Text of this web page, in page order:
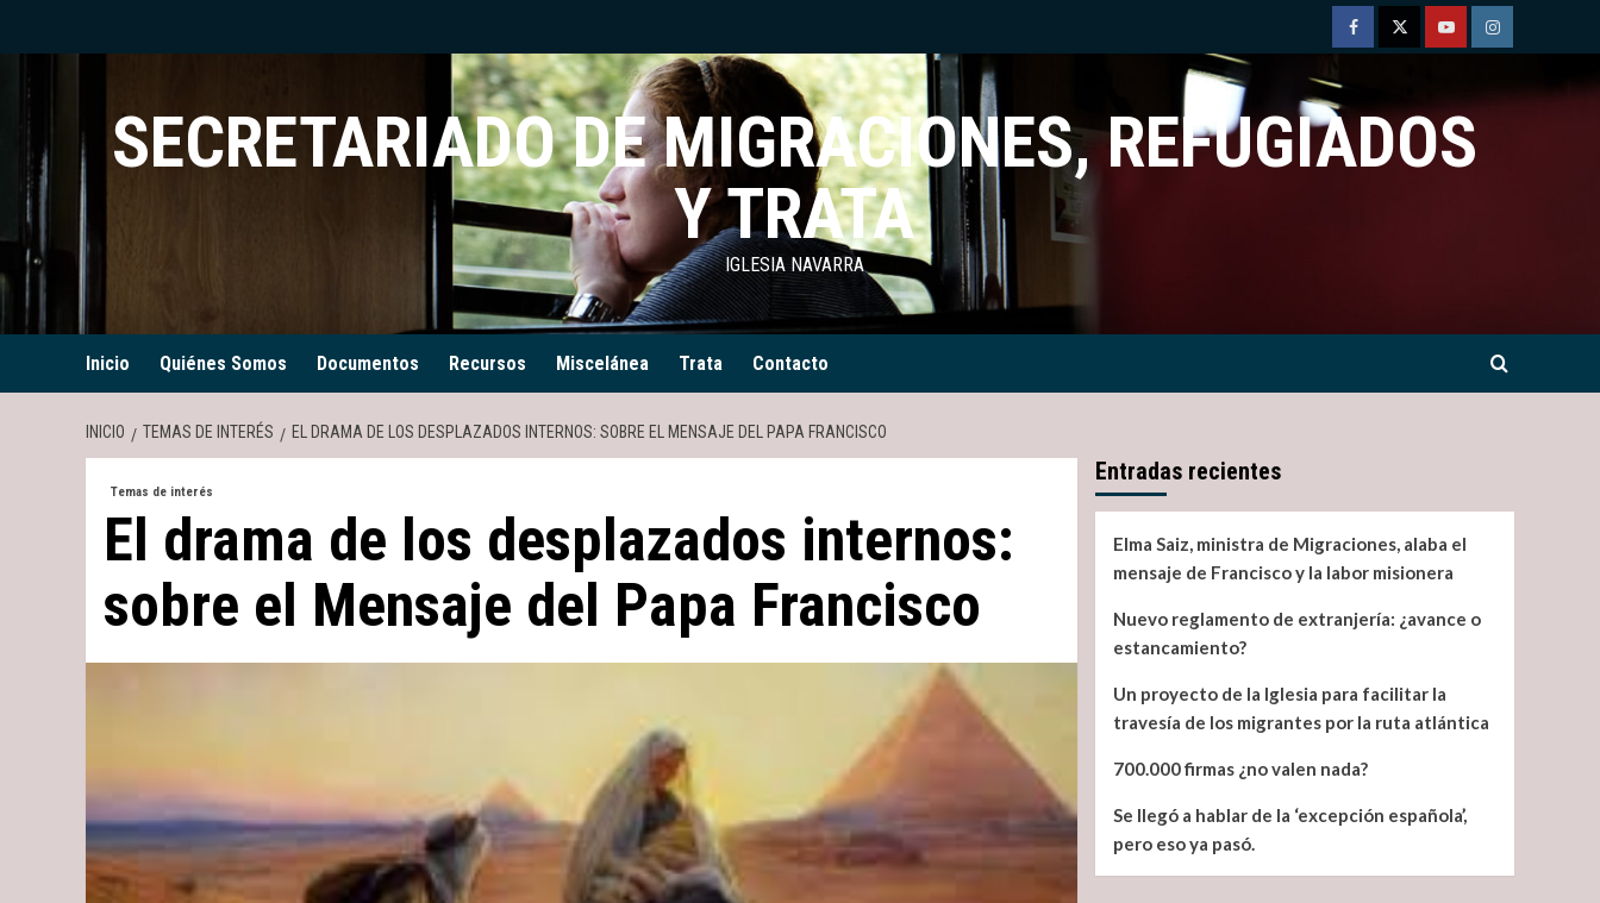
FacebookTwitterYoutubeInstagram
SECRETARIADO DE MIGRACIONES, REFUGIADOS
Y TRATA
IGLESIA NAVARRA
Inicio Quiénes Somos Documentos Recursos Miscelánea Trata Contacto
INICIO TEMAS DE INTERÉS EL DRAMA DE LOS DESPLAZADOS INTERNOS: SOBRE EL MENSAJE DEL PAPA FRANCISCO
Temas de interés
El drama de los desplazados internos:
sobre el Mensaje del Papa Francisco
Entradas recientes
Elma Saiz, ministra de Migraciones, alaba el
mensaje de Francisco y la labor misionera
Nuevo reglamento de extranjería: ¿avance o
estancamiento?
Un proyecto de la Iglesia para facilitar la
travesía de los migrantes por la ruta atlántica
700.000 firmas ¿no valen nada?
Se llegó a hablar de la ‘excepción española’,
pero eso ya pasó.